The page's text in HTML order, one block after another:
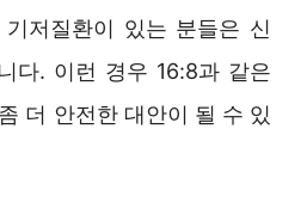
저질환이 있는 분들은 신
다. 이런 경우 16:8과 같은
더 안전한 대안이 될 수 있